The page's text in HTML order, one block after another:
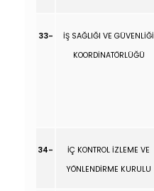
33-
İŞ SAĞLIĞI VE GÜVENLİĞİ
KOORDİNATÖRLÜĞÜ
34-
İÇ KONTROL İZLEME VE
YÖNLENDİRME KURULU